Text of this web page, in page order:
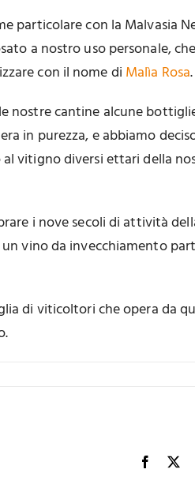
particolare con la Malvasia
a nostro uso personale,
con il nome di Malìa Rosa.
nostre cantine alcune
in purezza, e abbiamo
vitigno diversi ettari della
i nove secoli di attività
un vino da invecchiamento
di viticoltori che opera da